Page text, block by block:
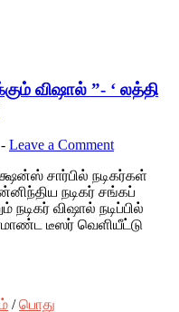
விஷால் ”- ‘ லத்தி
- Leave a Comment
சார்பில் நடிகர்கள்
நடிகர் சங்கப்
விஷால் நடிப்பில்
டீஸர் வெளியீட்டு
/பொது